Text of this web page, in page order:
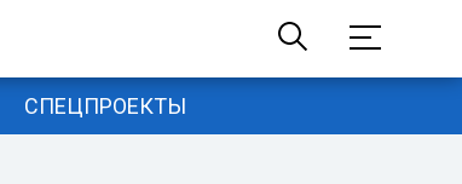
СПЕЦПРОЕКТЫ